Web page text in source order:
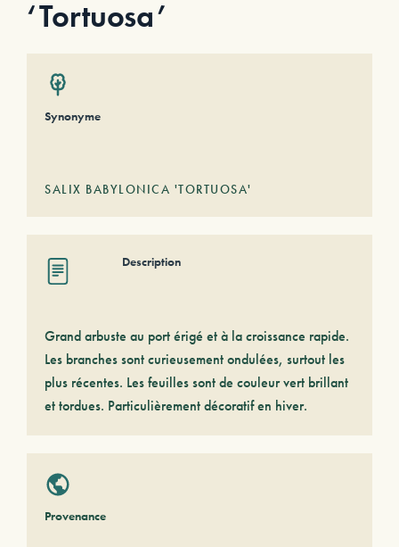
‘Tortuosa’
Synonyme
SALIX BABYLONICA 'TORTUOSA'
Description
Grand arbuste au port érigé et à la croissance rapide.
Les branches sont curieusement ondulées, surtout les
plus récentes. Les feuilles sont de couleur vert brillant
et tordues. Particulièrement décoratif en hiver.
Provenance